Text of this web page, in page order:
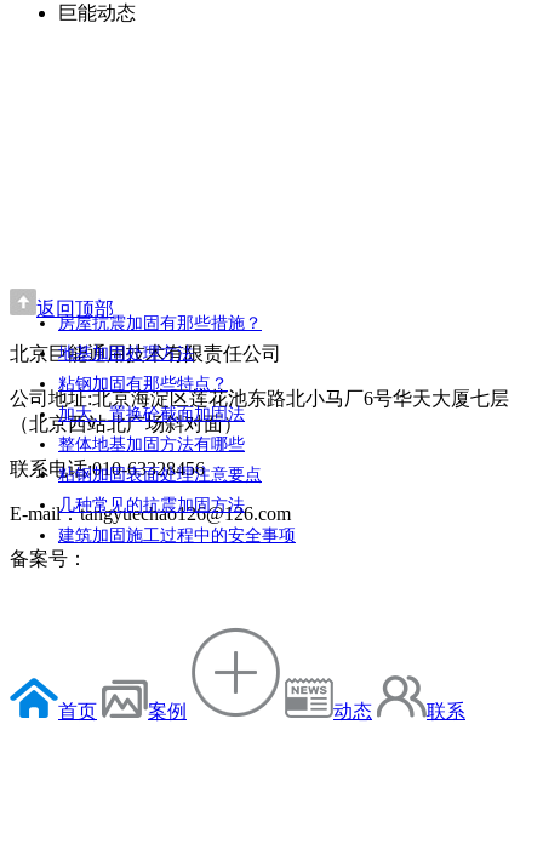
巨能动态
房屋抗震加固有那些措施？
地基加固处理方法
粘钢加固有那些特点？
加大、置换砼截面加固法
整体地基加固方法有哪些
粘钢加固表面处理注意要点
几种常见的抗震加固方法
建筑加固施工过程中的安全事项
返回顶部
北京巨能通用技术有限责任公司
公司地址:北京海淀区莲花池东路北小马厂6号华天大厦七层
（北京西站北广场斜对面）
联系电话:010-63328456
E-mail：tangyuechao126@126.com
备案号：
首页 案例 动态 联系